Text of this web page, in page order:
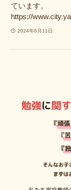
ています。
https://
2024年6月11日